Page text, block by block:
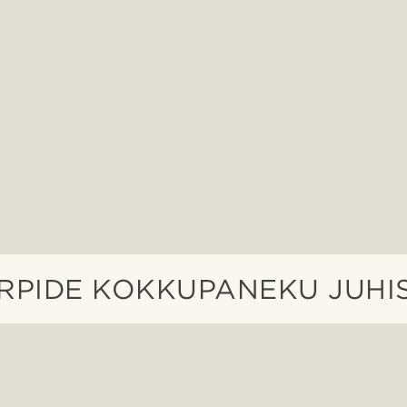
KOKKUPANEKU